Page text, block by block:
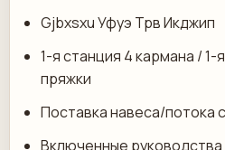
Gjbxsxu Уфуэ Трв Икджип
1-я станция 4 кармана / 1-
пряжки
Поставка навеса/потока
Включенные руководства